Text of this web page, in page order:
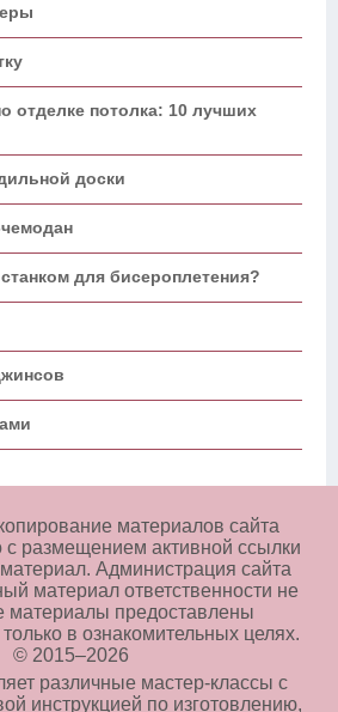
отделке потолка: 10 лучших
доски
для бисероплетения?
материалов сайта
с размещением активной ссылки
Администрация сайта
материал ответственности не
материалы предоставлены
в ознакомительных целях.
© 2015–2026
различные мастер-классы с
инструкцией по изготовлению,